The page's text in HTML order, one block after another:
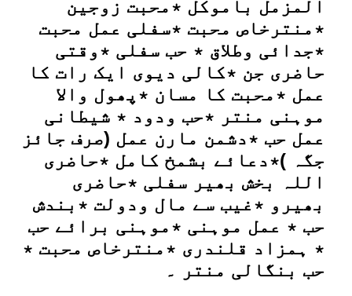
المزمل باموکل ٭محبت زوجین
٭منترخاص محبت ٭سفلی عمل محبت
٭جدائی وطلاق ٭ حب سفلی ٭وقتی
حاضری جن ٭کالی دیوی ایک رات کا
عمل ٭محبت کا مسان ٭پھول والا
موہنی منتر ٭حب ودود ٭ شیطانی
عمل حب ٭دشمن مارن عمل (صرف جائز
جگہ )٭دعائے بشمخ کامل ٭حاضری
اللہ بخش بھیر سفلی ٭حاضری
بھیرو ٭غیب سے مال ودولت ٭بندش
حب ٭ عمل موہنی ٭موہنی برائے حب
٭ ہمزاد قلندری ٭منترخاص محبت ٭
حب بنگالی منتر ۔